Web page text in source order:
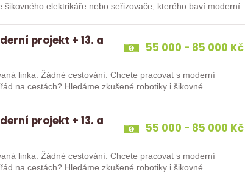
šikovného elektrikáře nebo seřizovače, kterého baví moderní…
projekt + 13. a
55 000 - 85 000 Kč
cestování. Chcete pracovat s moderní
robotiky i šikovné
projekt + 13. a
55 000 - 85 000 Kč
cestování. Chcete pracovat s moderní
robotiky i šikovné